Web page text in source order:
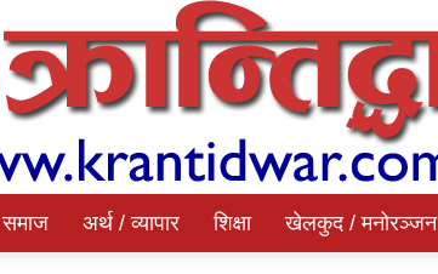
समाज अर्थ / व्यापार शिक्षा खेलकुद / मनोरञ्जन